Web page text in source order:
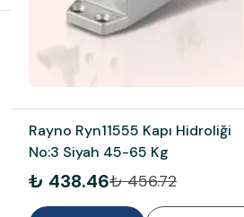
Rayno Ryn11555 Kapı Hidroliği
No:3 Siyah 45-65 Kg
₺ 438.46₺ 456.72